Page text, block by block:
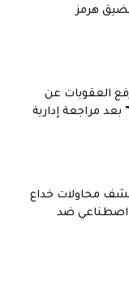
هرمز
العقوبات عن
مراجعة إدارية
محاولات خداع
اصطناعي ضد